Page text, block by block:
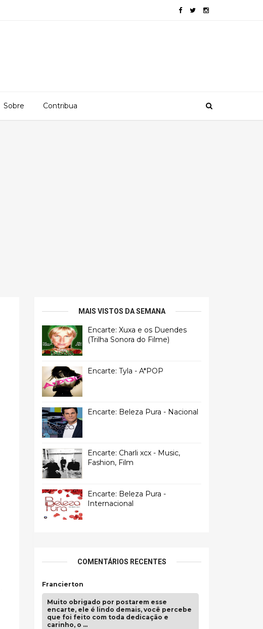
Sobre Contribua
MAIS VISTOS DA SEMANA
Encarte: Xuxa e os Duendes
(Trilha Sonora do Filme)
Encarte: Tyla - A*POP
Encarte: Beleza Pura - Nacional
Encarte: Charli xcx - Music,
Fashion, Film
Encarte: Beleza Pura -
Internacional
COMENTÁRIOS RECENTES
Francierton
Muito obrigado por postarem esse
encarte, ele é lindo demais, você percebe
que foi feito com toda dedicação e
carinho, o …